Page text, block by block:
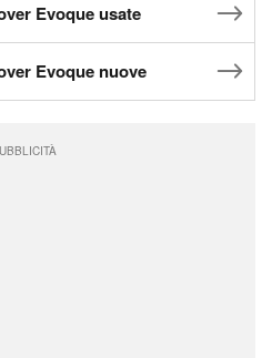
Evoque usate
Evoque nuove